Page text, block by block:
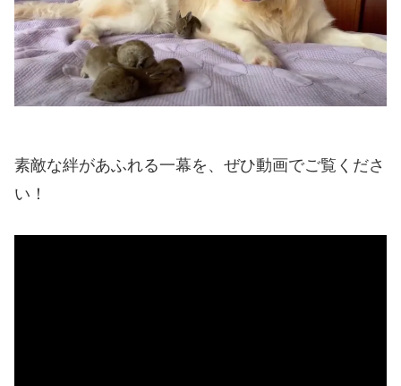
素敵な絆があふれる一幕を、ぜひ動画でご覧くださ
い！